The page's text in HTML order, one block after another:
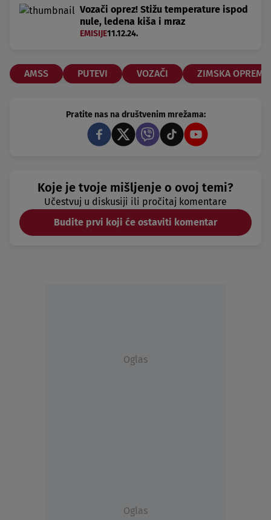
Vozači oprez! Stižu temperature ispod
nule, ledena kiša i mraz
EMISIJE11.12.24.
AMSS PUTEVI VOZAČI ZIMSKA OPREMA
Pratite nas na društvenim mrežama:
Koje je tvoje mišljenje o ovoj temi?
Učestvuj u diskusiji ili pročitaj komentare
Budite prvi koji će ostaviti komentar
Oglas
Oglas